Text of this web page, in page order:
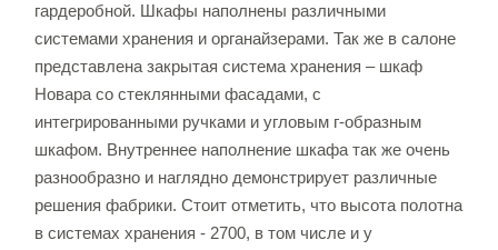
гардеробной. Шкафы наполнены различными
системами хранения и органайзерами. Так же в салоне
представлена закрытая система хранения – шкаф
Новара со стеклянными фасадами, с
интегрированными ручками и угловым г-образным
шкафом. Внутреннее наполнение шкафа так же очень
разнообразно и наглядно демонстрирует различные
решения фабрики. Стоит отметить, что высота полотна
в системах хранения - 2700, в том числе и у